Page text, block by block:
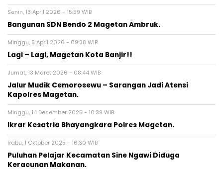
Senin, 13 April 2026 - 15:59 WIB
Bangunan SDN Bendo 2 Magetan Ambruk.
Minggu, 5 April 2026 - 09:38 WIB
Lagi – Lagi, Magetan Kota Banjir!!
Jumat, 13 Maret 2026 - 08:44 WIB
Jalur Mudik Cemorosewu – Sarangan Jadi Atensi
Kapolres Magetan.
Minggu, 14 Desember 2025 - 10:39 WIB
Ikrar Kesatria Bhayangkara Polres Magetan.
Rabu, 1 Oktober 2025 - 16:30 WIB
Puluhan Pelajar Kecamatan Sine Ngawi Diduga
Keracunan Makanan.